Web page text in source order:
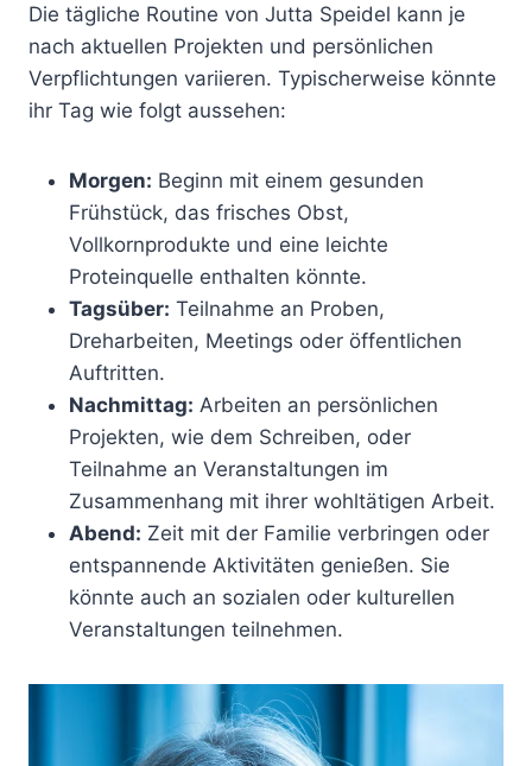
Die tägliche Routine von Jutta Speidel kann je
nach aktuellen Projekten und persönlichen
Verpflichtungen variieren. Typischerweise könnte
ihr Tag wie folgt aussehen:
Morgen: Beginn mit einem gesunden
Frühstück, das frisches Obst,
Vollkornprodukte und eine leichte
Proteinquelle enthalten könnte.
Tagsüber: Teilnahme an Proben,
Dreharbeiten, Meetings oder öffentlichen
Auftritten.
Nachmittag: Arbeiten an persönlichen
Projekten, wie dem Schreiben, oder
Teilnahme an Veranstaltungen im
Zusammenhang mit ihrer wohltätigen Arbeit.
Abend: Zeit mit der Familie verbringen oder
entspannende Aktivitäten genießen. Sie
könnte auch an sozialen oder kulturellen
Veranstaltungen teilnehmen.